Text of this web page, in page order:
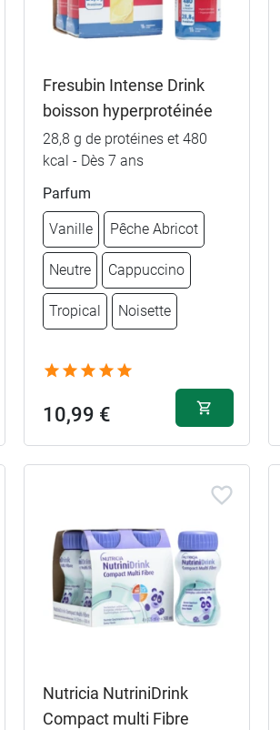
Vanille 8,99 €
Café 8,99 €
Chocolat 8,99 €
Pêche 8,99 €
Caramel
Fresubin Intense Drink
boisson hyperprotéinée
28,8 g de protéines et 480
kcal - Dès 7 ans
Parfum
Vanille Pêche Abricot
Neutre Cappuccino
Tropical Noisette
10,99 €
Vanille 10,99 €
Nutricia NutriniDrink
Compact multi Fibre